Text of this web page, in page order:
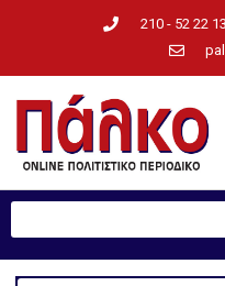
210 - 52 22